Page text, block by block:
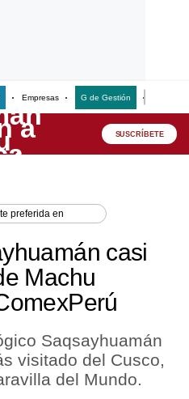
Empresas G de Gestión
SUSCRÍBETE
preferida en
casi
Machu
Saqsayhuamán
visitado del Cusco,
del Mundo.